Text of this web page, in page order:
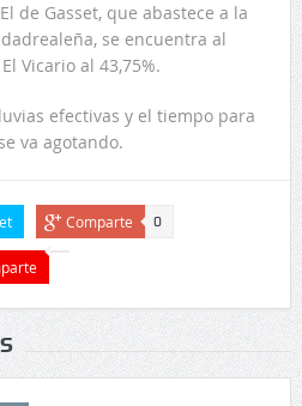
de Gasset, que abastece a la
se encuentra al
Vicario al 43,75%.
efectivas y el tiempo para
va agotando.
Comparte 0